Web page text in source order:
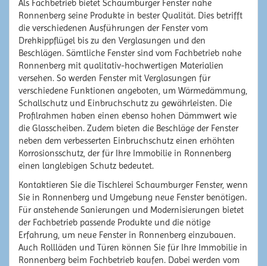
Als Fachbetrieb bietet Schaumburger Fenster nahe
Ronnenberg seine Produkte in bester Qualität. Dies betrifft
die verschiedenen Ausführungen der Fenster vom
Drehkippflügel bis zu den Verglasungen und den
Beschlägen. Sämtliche Fenster sind vom Fachbetrieb nahe
Ronnenberg mit qualitativ-hochwertigen Materialien
versehen. So werden Fenster mit Verglasungen für
verschiedene Funktionen angeboten, um Wärmedämmung,
Schallschutz und Einbruchschutz zu gewährleisten. Die
Profilrahmen haben einen ebenso hohen Dämmwert wie
die Glasscheiben. Zudem bieten die Beschläge der Fenster
neben dem verbesserten Einbruchschutz einen erhöhten
Korrosionsschutz, der für Ihre Immobilie in Ronnenberg
einen langlebigen Schutz bedeutet.
Kontaktieren Sie die Tischlerei Schaumburger Fenster, wenn
Sie in Ronnenberg und Umgebung neue Fenster benötigen.
Für anstehende Sanierungen und Modernisierungen bietet
der Fachbetrieb passende Produkte und die nötige
Erfahrung, um neue Fenster in Ronnenberg einzubauen.
Auch Rollläden und Türen können Sie für Ihre Immobilie in
Ronnenberg beim Fachbetrieb kaufen. Dabei werden vom